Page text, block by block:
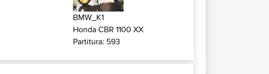
BMW_K1
Honda CBR 1100 XX
Partitura: 593